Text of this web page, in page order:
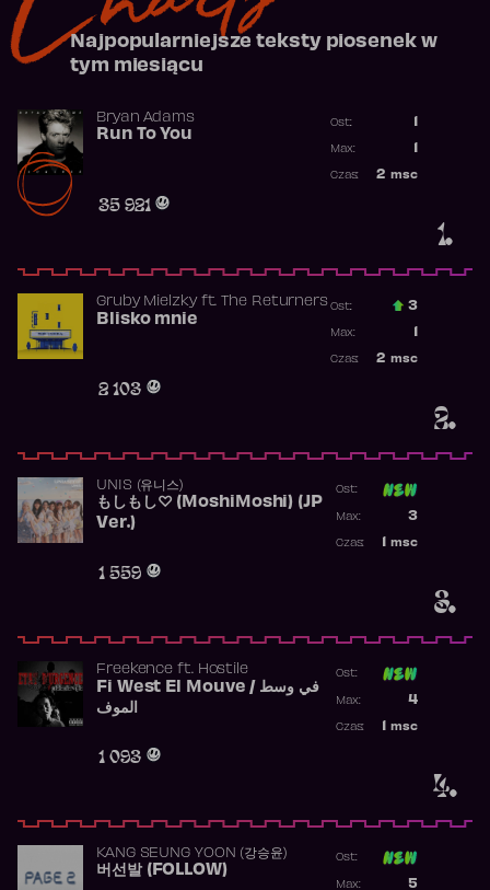
Najpopularniejsze teksty piosenek w
tym miesiącu
1.
Bryan Adams
Run To You
35 921
Ost.:
Max:
2 msc
Czas:
2.
Gruby Mielzkyft. The Returners
Blisko mnie
2 103
Ost.: 3
Max:
2 msc
Czas:
3.
UNIS (유니스)
もしもし♡ (MoshiMoshi) (JP
Ver.)
1 559
Ost:
3
Max:
msc
Czas:
4.
Freekence ft. Hostile
Fi West El Mouve / في وسط
الموف
1 093
Ost:
4
Max:
msc
Czas:
KANG SEUNG YOON (강승윤)
버선발 (FOLLOW)
Ost:
5
Max: